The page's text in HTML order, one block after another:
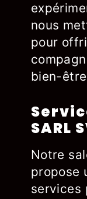
nous
pour
bien-
SARL
Notre
propose
services